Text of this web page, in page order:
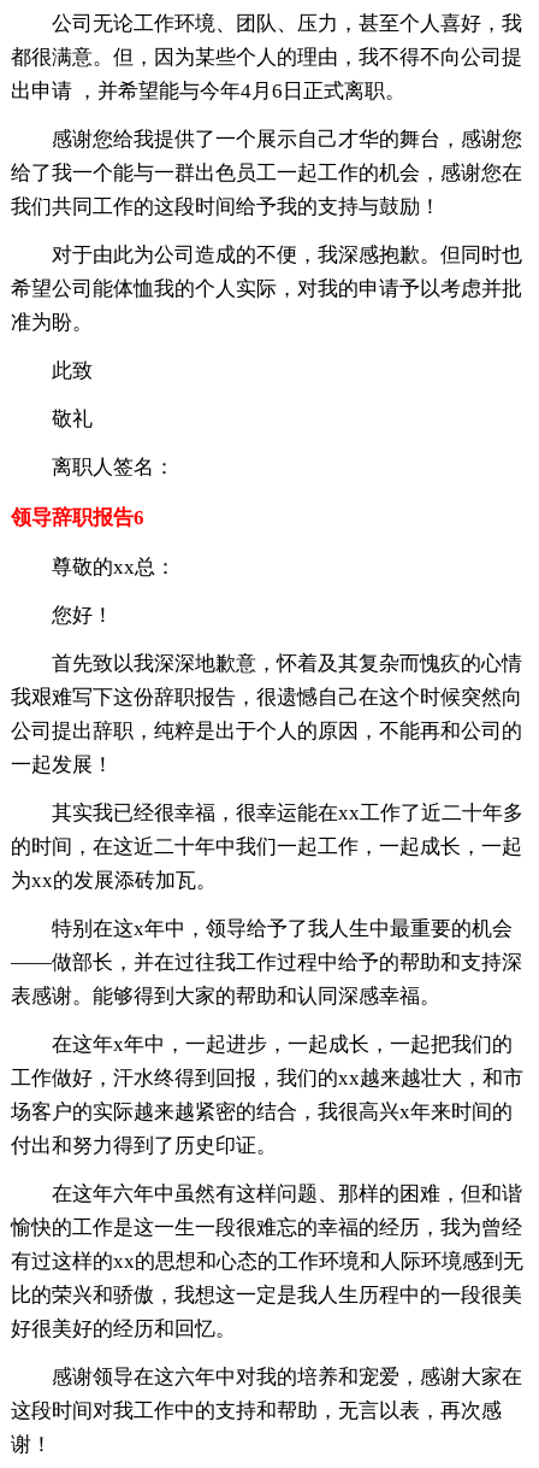
公司无论工作环境、团队、压力，甚至个人喜好，我
都很满意。但，因为某些个人的理由，我不得不向公司提
出申请 ，并希望能与今年4月6日正式离职。
感谢您给我提供了一个展示自己才华的舞台，感谢您
给了我一个能与一群出色员工一起工作的机会，感谢您在
我们共同工作的这段时间给予我的支持与鼓励！
对于由此为公司造成的不便，我深感抱歉。但同时也
希望公司能体恤我的个人实际，对我的申请予以考虑并批
准为盼。
此致
敬礼
离职人签名：
领导辞职报告6
尊敬的xx总：
您好！
首先致以我深深地歉意，怀着及其复杂而愧疚的心情
我艰难写下这份辞职报告，很遗憾自己在这个时候突然向
公司提出辞职，纯粹是出于个人的原因，不能再和公司的
一起发展！
其实我已经很幸福，很幸运能在xx工作了近二十年多
的时间，在这近二十年中我们一起工作，一起成长，一起
为xx的发展添砖加瓦。
特别在这x年中，领导给予了我人生中最重要的机会
——做部长，并在过往我工作过程中给予的帮助和支持深
表感谢。能够得到大家的帮助和认同深感幸福。
在这年x年中，一起进步，一起成长，一起把我们的
工作做好，汗水终得到回报，我们的xx越来越壮大，和市
场客户的实际越来越紧密的结合，我很高兴x年来时间的
付出和努力得到了历史印证。
在这年六年中虽然有这样问题、那样的困难，但和谐
愉快的工作是这一生一段很难忘的幸福的经历，我为曾经
有过这样的xx的思想和心态的工作环境和人际环境感到无
比的荣兴和骄傲，我想这一定是我人生历程中的一段很美
好很美好的经历和回忆。
感谢领导在这六年中对我的培养和宠爱，感谢大家在
这段时间对我工作中的支持和帮助，无言以表，再次感
谢！